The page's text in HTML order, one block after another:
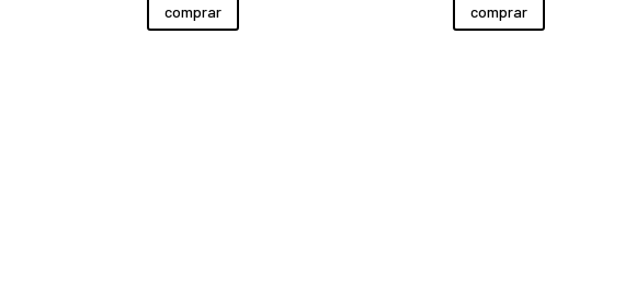
comprar
original
comprar